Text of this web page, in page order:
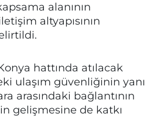
alanının
altyapısının
hattında atılacak
ulaşım güvenliğinin yanı
arasındaki bağlantının
gelişmesine de katkı